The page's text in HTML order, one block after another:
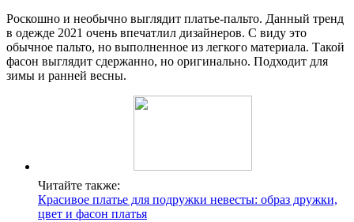
Роскошно и необычно выглядит платье-пальто. Данный тренд
в одежде 2021 очень впечатлил дизайнеров. С виду это
обычное пальто, но выполненное из легкого материала. Такой
фасон выглядит сдержанно, но оригинально. Подходит для
зимы и ранней весны.
Читайте также:
Красивое платье для подружки невесты: образ дружки,
цвет и фасон платья